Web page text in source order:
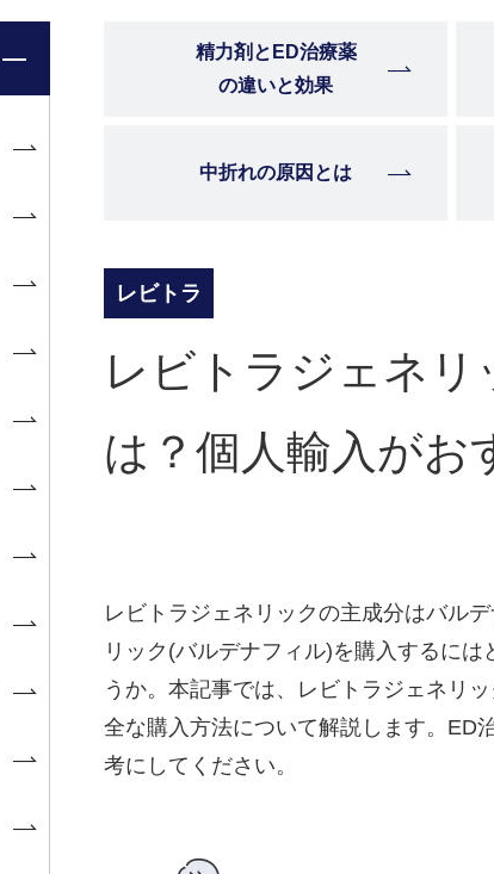
精力剤とED治療薬
の違いと効果
中折れの原因とは
レビトラ
レビトラジェネ
は？個人輸入がお
レビトラジェネリックの主成分はバル
リック(バルデナフィル)を購入するには
うか。本記事では、レビトラジェネリ
全な購入方法について解説します。ED
考にしてください。